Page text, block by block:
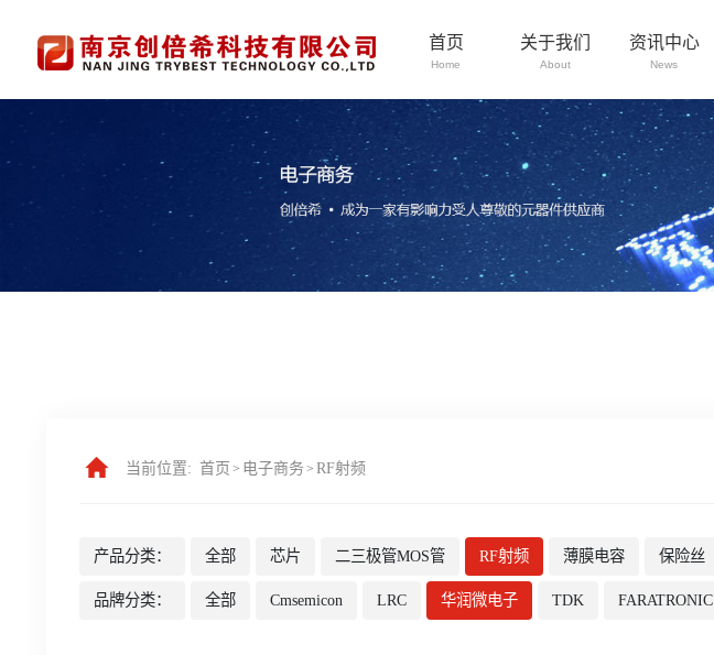
首页
Home
关于我们
About
资讯中心
News
当前位置: 首页 > 电子商务 > RF射频
产品分类： 全部 芯片 二三极管MOS管 RF射频 薄膜电容 保险丝
品牌分类： 全部 Cmsemicon LRC 华润微电子 TDK FARATRONIC